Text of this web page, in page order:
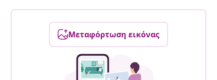
Μεταφόρτωση εικόνας